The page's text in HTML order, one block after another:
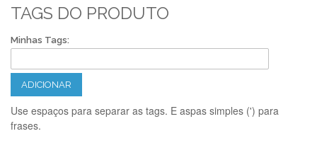
TAGS DO PRODUTO
Minhas Tags:
ADICIONAR
Use espaços para separar as tags. E aspas simples (') para
frases.